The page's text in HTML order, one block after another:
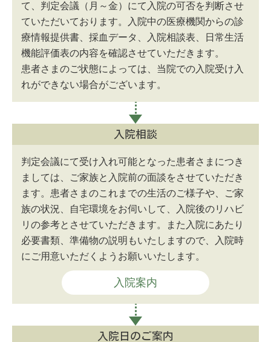
て、判定会議（月～金）にて入院の可否を判断させ
ていただいております。入院中の医療機関からの診
療情報提供書、採血データ、入院相談表、日常生活
機能評価表の内容を確認させていただきます。
患者さまのご状態によっては、当院での入院受け入
れができない場合がございます。
入院相談
判定会議にて受け入れ可能となった患者さまにつき
ましては、ご家族と入院前の面談をさせていただき
ます。患者さまのこれまでの生活のご様子や、ご家
族の状況、自宅環境をお伺いして、入院後のリハビ
リの参考とさせていただきます。また入院にあたり
必要書類、準備物の説明もいたしますので、入院時
にご用意いただくようお願いいたします。
入院案内
入院日のご案内